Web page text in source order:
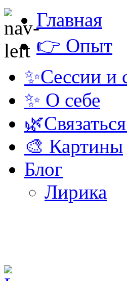
Главная
👉 Опыт
✨Сессии и
✨ О себе
🎨 Картины
Блог
Лирика